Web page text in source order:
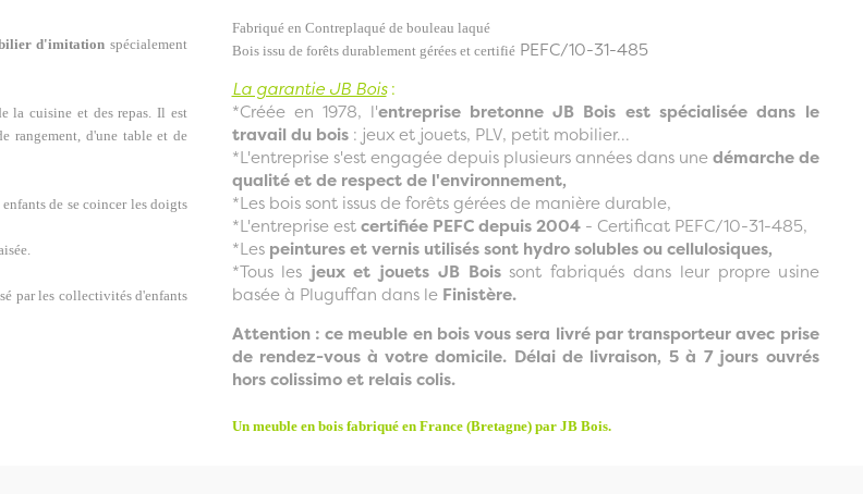
d'imitation spécialement
la cuisine et des repas. Il est
rangement, d'une table et de
de se coincer les doigts
par les collectivités d'enfants
Fabriqué en Contreplaqué de bouleau laqué
Bois issu de forêts durablement gérées et certifiéPEFC/10-31-485
La garantie JB Bois:
*Créée en 1978, l'entreprise bretonne JB Bois est spécialisée dans le
travail du bois: jeux et jouets, PLV, petit mobilier...
*L'entreprise s'est engagée depuis plusieurs années dans unedémarche de
qualité et de respect de l'environnement,
*Les bois sont issus de forêts gérées de manière durable,
*L'entreprise estcertifiée PEFC depuis 2004- Certificat PEFC/10-31-485,
*Les peintures et vernis utilisés sont hydro solubles ou cellulosiques,
*Tous les jeux et jouets JB Boissont fabriqués dans leur propre usine
basée à Pluguffan dans le Finistère.
Attention : ce meuble en bois vous sera livré par transporteur avec prise
de rendez-vous à votre domicile. Délai de livraison, 5 à 7 jours ouvrés
hors colissimo et relais colis.
Un meuble en bois fabriqué en France (Bretagne) par JB Bois.